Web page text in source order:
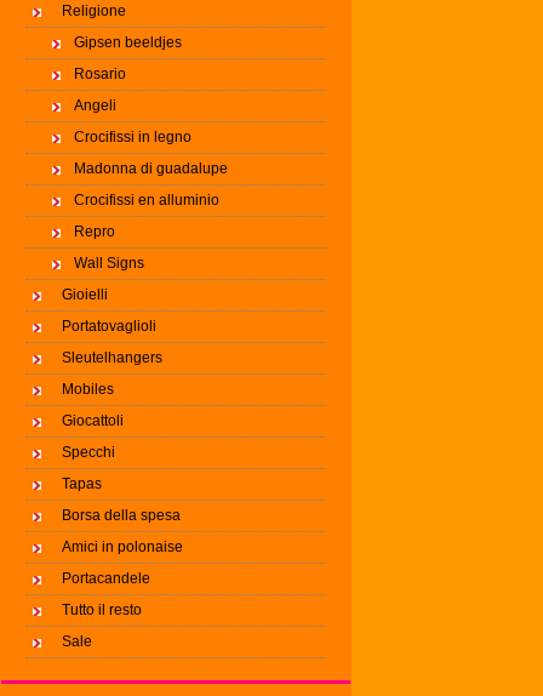
Religione
Gipsen beeldjes
Rosario
Angeli
Crocifissi in legno
Madonna di guadalupe
Crocifissi en alluminio
Repro
Wall Signs
Gioielli
Portatovaglioli
Sleutelhangers
Mobiles
Giocattoli
Specchi
Tapas
Borsa della spesa
Amici in polonaise
Portacandele
Tutto il resto
Sale